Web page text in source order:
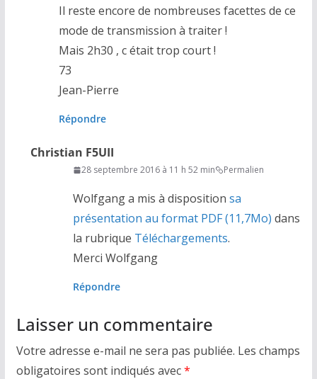
Il reste encore de nombreuses facettes de ce
mode de transmission à traiter !
Mais 2h30 , c était trop court !
73
Jean-Pierre
Répondre
Christian F5UII
28 septembre 2016 à 11 h 52 min Permalien
Wolfgang a mis à disposition sa
présentation au format PDF (11,7Mo) dans
la rubrique Téléchargements.
Merci Wolfgang
Répondre
Laisser un commentaire
Votre adresse e-mail ne sera pas publiée. Les champs
obligatoires sont indiqués avec*